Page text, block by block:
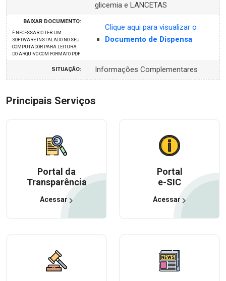
glicemia e LANCETAS
BAIXAR DOCUMENTO:
É NECESSARIO TER UM
SOFTWARE INSTALADO NO SEU
COMPUTADOR PARA LEITURA
DO ARQUIVO COM FORMATO PDF
Clique aqui para visualizar o
Documento de Dispensa
SITUAÇÃO: Informações Complementares
Principais Serviços
Portal da
Transparência
Acessar
Portal
e-SIC
Acessar